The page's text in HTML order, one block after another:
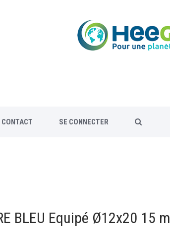
CONTACT SE CONNECTER
BLEU Equipé Ø12x20 15 m